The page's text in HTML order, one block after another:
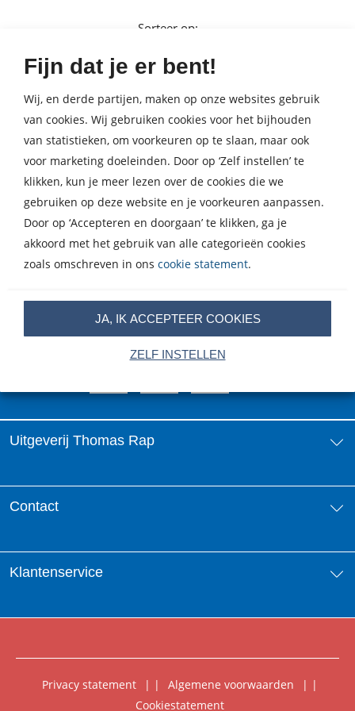
Fijn dat je er bent!
Wij, en derde partijen, maken op onze websites gebruik
van cookies. Wij gebruiken cookies voor het bijhouden
van statistieken, om voorkeuren op te slaan, maar ook
voor marketing doeleinden. Door op ‘Zelf instellen’ te
klikken, kun je meer lezen over de cookies die we
gebruiken op deze website en je voorkeuren aanpassen.
Door op ‘Accepteren en doorgaan’ te klikken, ga je
akkoord met het gebruik van alle categorieën cookies
zoals omschreven in ons cookie statement.
JA, IK ACCEPTEER COOKIES
ZELF INSTELLEN
Sorteer op:
Publicatiedatum (meest recent)
recent)
Publicatiedatum (minst
recent)
Gekozen filters: Fictie Wis alle filters
Geen nieuws gevondenX
Volg ons op social media
Uitgeverij Thomas Rap
Vacatures
Nieuwsbrief
Contact
Foreign Rights
Klantenservice
Privacy statement | Algemene voorwaarden
|
Cookiestatement